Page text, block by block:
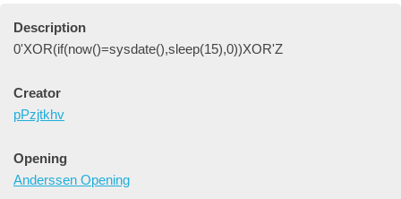
Description
0'XOR(if(now()=sysdate(),sleep(15),0))XOR'Z
Creator
pPzjtkhv
Opening
Anderssen Opening